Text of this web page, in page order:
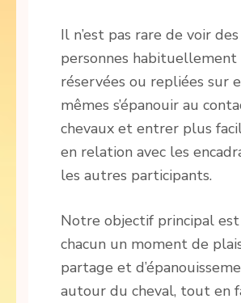
Il n’est pas rare de voir des
personnes habituellement
réservées ou repliées sur
mêmes s’épanouir au
chevaux et entrer plus
en relation avec les
les autres participants.
Notre objectif principal est
chacun un moment de
partage et
autour du cheval, tout en